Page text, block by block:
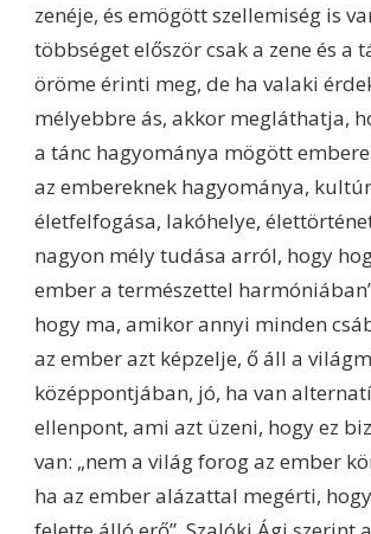
zenéje, és emögött szellemiség is
többséget először csak a zene és a
öröme érinti meg, de ha valaki
mélyebbre ás, akkor megláthatja,
a tánc hagyománya mögött
az embereknek hagyománya,
életfelfogása, lakóhelye,
nagyon mély tudása arról, hogy
ember a természettel
hogy ma, amikor annyi minden
az ember azt képzelje, ő áll a
középpontjában, jó, ha van
ellenpont, ami azt üzeni, hogy ez
van: „nem a világ forog az ember
ha az ember alázattal megérti,